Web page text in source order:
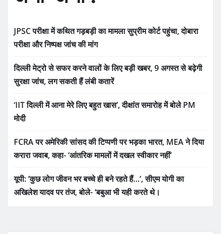
JPSC परीक्षा में कथित गड़बड़ी का मामला सुप्रीम कोर्ट पहुंचा, दोबारा
परीक्षा और निष्पक्ष जांच की मांग
दिल्ली मेट्रो से सफर करने वालों के लिए बड़ी खबर, 9 अगस्त से बढ़ेगी
सुरक्षा जांच, लग सकती हैं लंबी कतारें
‘IIT दिल्ली में आना मेरे लिए बहुत खास’, दीक्षांत समारोह में बोले PM
मोदी
FCRA पर अमेरिकी सांसद की टिप्पणी पर भड़का भारत, MEA ने दिया
करारा जवाब, कहा- ‘आंतरिक मामलों में दखल स्वीकार नहीं’
यूपी: ‘कुछ लोग जीवन भर बच्चे ही बने रहते हैं…’, सीएम योगी का
अखिलेश यादव पर तंज, बोले- ‘बबुआ भी यही करते थे।